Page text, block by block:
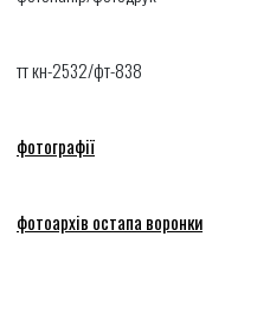
тт кн-2532/фт-838
фотографії
фотоархів остапа воронки